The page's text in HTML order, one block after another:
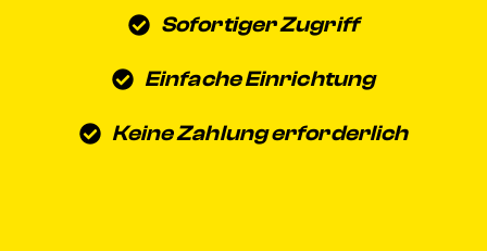
Sofortiger Zugriff
Einfache Einrichtung
Keine Zahlung erforderlich